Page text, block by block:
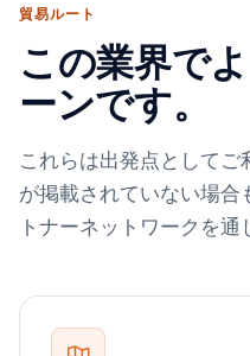
貿易ルート
この業界で
ーンです。
これらは出発点として
が掲載されていない場
トナーネットワークを通